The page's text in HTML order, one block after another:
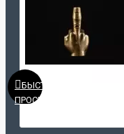
БЫСТРЫЙ
ПРОСМОТР